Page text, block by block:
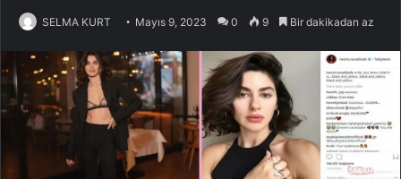
SELMA KURT Mayıs 9, 2023 0 9 Bir dakikadan az